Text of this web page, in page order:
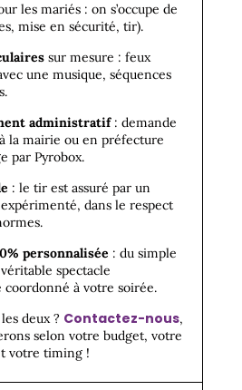
les mariés : on s’occupe de
mise en sécurité, tir).
sur mesure : feux
une musique, séquences
administratif: demande
la mairie ou en préfecture
par Pyrobox.
: le tir est assuré par un
dans le respect
personnalisée : du simple
spectacle
coordonné à votre soirée.
deux ? Contactez-nous,
selon votre budget, votre
votre timing !